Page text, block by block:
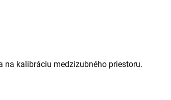
na kalibráciu medzizubného priestoru.